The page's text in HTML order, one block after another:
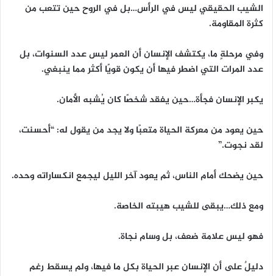
الشيب الحقيقي ليس في الرأس…بل في الروح حين تتعب من
كثرة المقاومة.
وفي مرحلةٍ ما، يكتشف الإنسان أن العمر ليس عدد السنوات، بل
عدد المرات التي اضطر فيها أن يكون قويًا أكثر مما ينبغي.
يكبر الإنسان فجأة…حين يفقد شخصًا كان يُشبه الأمان.
حين يعود من معركة الحياة متعبًا ولا يجد من يقول له: “أحسنت،
لقد نجوت.”
حين يضحك أمام الناس، ثم يعود آخر الليل ليجمع انكساراته وحده.
ومع ذلك…يبقى للشيب هيبته الخاصة.
فهو ليس علامة ضعف، بل وسام نجاة.
دليلٌ على أن الإنسان عبر الحياة بكل ما فيها، ولم يسقط رغم